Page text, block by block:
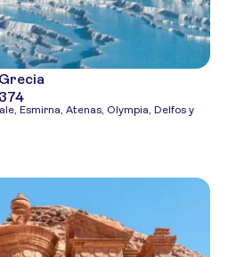
Esmirna, Atenas, Olympia, Delfos y